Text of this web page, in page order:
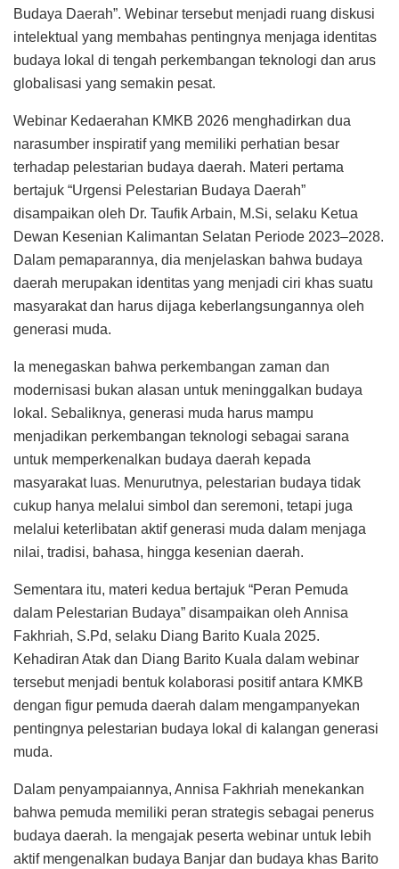
Budaya Daerah”. Webinar tersebut menjadi ruang diskusi
intelektual yang membahas pentingnya menjaga identitas
budaya lokal di tengah perkembangan teknologi dan arus
globalisasi yang semakin pesat.
Webinar Kedaerahan KMKB 2026 menghadirkan dua
narasumber inspiratif yang memiliki perhatian besar
terhadap pelestarian budaya daerah. Materi pertama
bertajuk “Urgensi Pelestarian Budaya Daerah”
disampaikan oleh Dr. Taufik Arbain, M.Si, selaku Ketua
Dewan Kesenian Kalimantan Selatan Periode 2023–2028.
Dalam pemaparannya, dia menjelaskan bahwa budaya
daerah merupakan identitas yang menjadi ciri khas suatu
masyarakat dan harus dijaga keberlangsungannya oleh
generasi muda.
Ia menegaskan bahwa perkembangan zaman dan
modernisasi bukan alasan untuk meninggalkan budaya
lokal. Sebaliknya, generasi muda harus mampu
menjadikan perkembangan teknologi sebagai sarana
untuk memperkenalkan budaya daerah kepada
masyarakat luas. Menurutnya, pelestarian budaya tidak
cukup hanya melalui simbol dan seremoni, tetapi juga
melalui keterlibatan aktif generasi muda dalam menjaga
nilai, tradisi, bahasa, hingga kesenian daerah.
Sementara itu, materi kedua bertajuk “Peran Pemuda
dalam Pelestarian Budaya” disampaikan oleh Annisa
Fakhriah, S.Pd, selaku Diang Barito Kuala 2025.
Kehadiran Atak dan Diang Barito Kuala dalam webinar
tersebut menjadi bentuk kolaborasi positif antara KMKB
dengan figur pemuda daerah dalam mengampanyekan
pentingnya pelestarian budaya lokal di kalangan generasi
muda.
Dalam penyampaiannya, Annisa Fakhriah menekankan
bahwa pemuda memiliki peran strategis sebagai penerus
budaya daerah. Ia mengajak peserta webinar untuk lebih
aktif mengenalkan budaya Banjar dan budaya khas Barito